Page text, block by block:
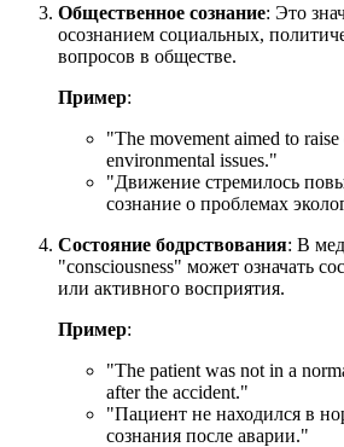
Общественное сознание: Это
осознанием социальных,
вопросов в обществе.
Пример:
"The movement aimed to raise
environmental issues."
"Движение стремилось
сознание о проблемах
Состояние бодрствования: В
"consciousness" может означать
или активного восприятия.
Пример:
"The patient was not in a
after the accident."
"Пациент не находился в
сознания после аварии."